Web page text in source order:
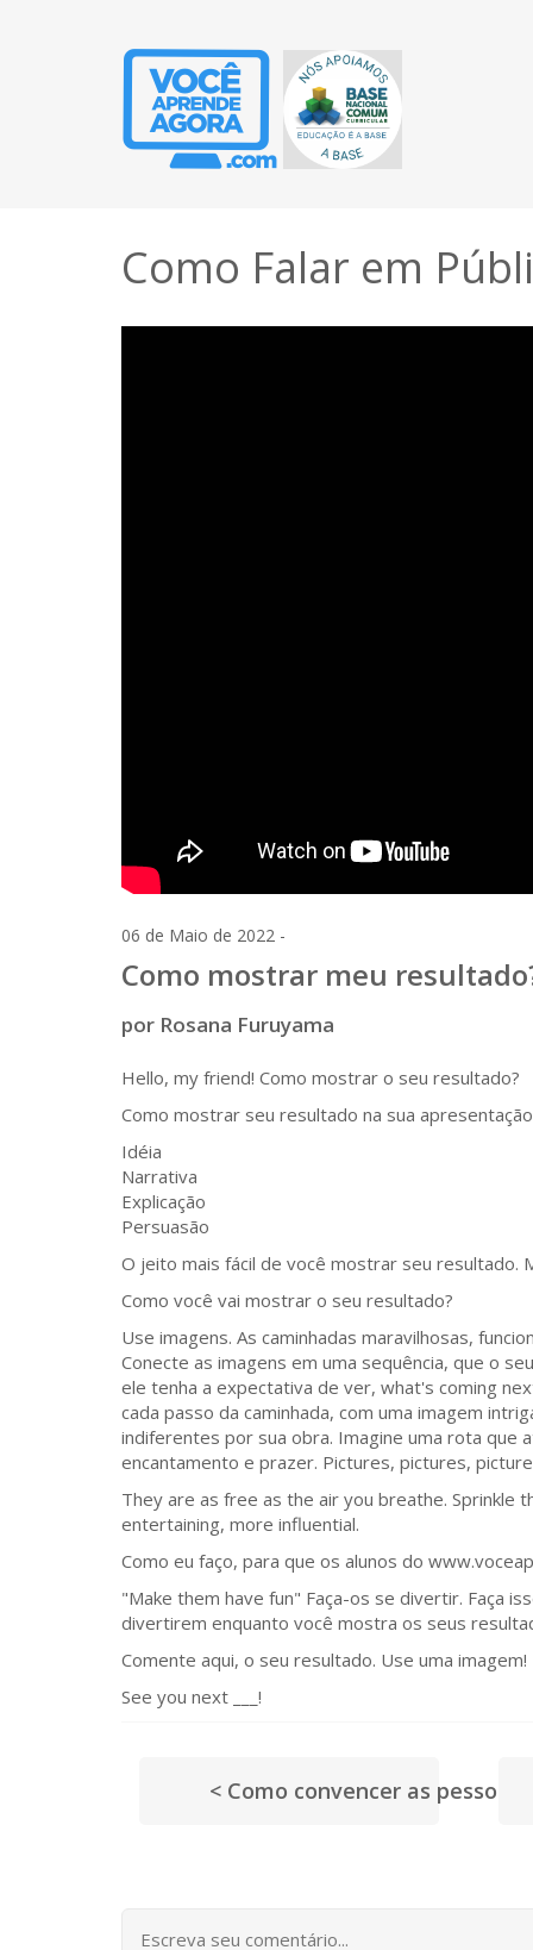
Como Falar em
06 de Maio de 2022 -
Como mostrar meu
por Rosana Furuyama
Hello, my friend! Como mostrar o seu resultado?
Como mostrar seu resultado na sua
Idéia
Narrativa
Explicação
Persuasão
O jeito mais fácil de você mostrar seu resultado.
Como você vai mostrar o seu resultado?
Use imagens. As caminhadas maravilhosas,
Conecte as imagens em uma sequência, que o
ele tenha a expectativa de ver, what's coming
cada passo da caminhada, com uma imagem
indiferentes por sua obra. Imagine uma rota que
encantamento e prazer. Pictures, pictures,
They are as free as the air you breathe. Sprinkle
entertaining, more influential.
Como eu faço, para que os alunos do
"Make them have fun" Faça-os se divertir. Faça
divertirem enquanto você mostra os seus
Comente aqui, o seu resultado. Use uma
See you next ___!
< Como convencer as pessoas